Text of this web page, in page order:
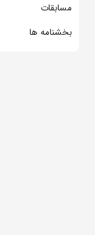
مسابقات
بخشنامه ها